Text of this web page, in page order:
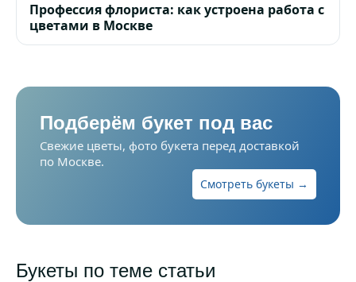
Профессия флориста: как устроена работа с
цветами в Москве
Подберём букет под вас
Свежие цветы, фото букета перед доставкой
по Москве.
Смотреть букеты →
Букеты по теме статьи